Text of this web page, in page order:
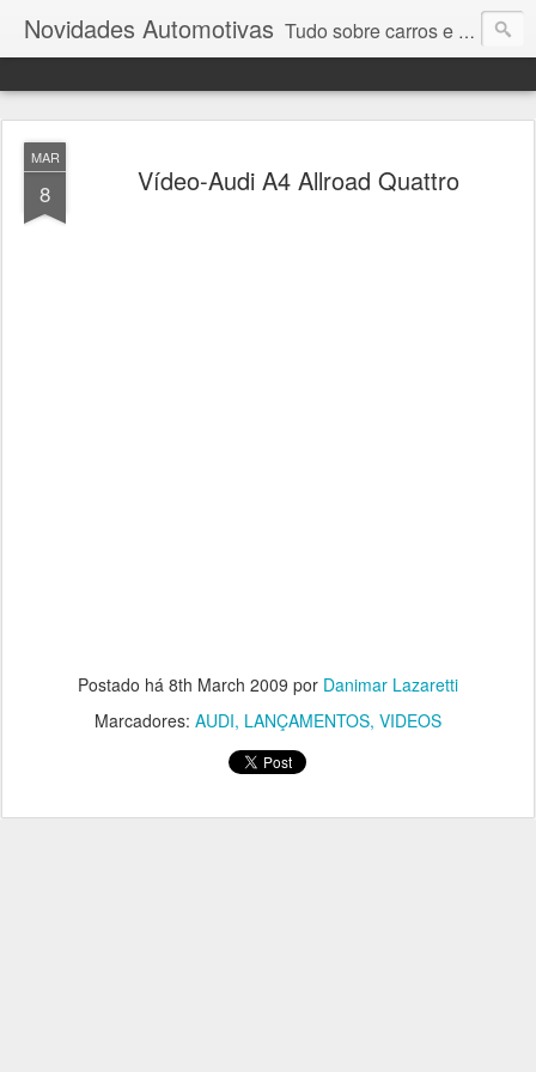
Novidades Automotivas Tudo sobre carros e motores
MAR
8 Vídeo-Audi A4 Allroad Quattro
Postado há 8th March 2009 por Danimar Lazaretti
Marcadores: AUDI LANÇAMENTOS VIDEOS